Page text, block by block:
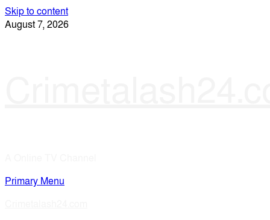
Skip to content
August 7, 2026
Primary Menu